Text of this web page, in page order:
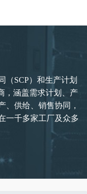
（SCP）和生产计划
，涵盖需求计划、产
、供给、销售协同，
一千多家工厂及众多